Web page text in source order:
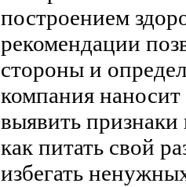
построением
рекомендации
стороны и
компания
выявить
как питать свой
избегать